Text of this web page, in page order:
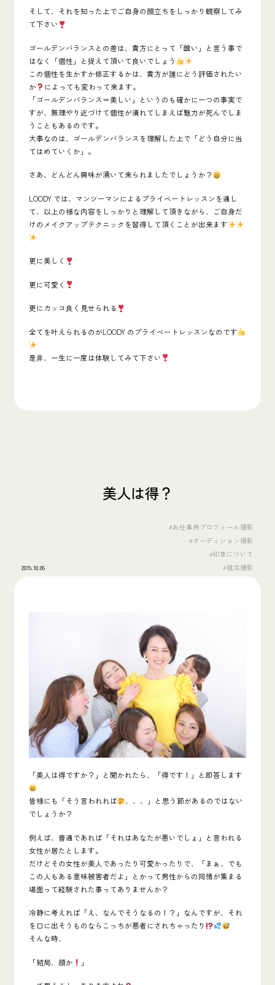
そして、それを知った上でご自身の顔立ちをしっかり観察してみ
て下さい
ゴールデンバランスとの差は、貴方にとって「醜い」と言う事で
はなく「個性」と捉えて頂いて良いでしょう
この個性を生かすか修正するかは、貴方が誰にどう評価されたい
か
によっても変わって来ます。
「ゴールデンバランス＝美しい」というのも確かに一つの事実で
すが、無理やり近づけて個性が潰れてしまえば魅力が死んでしま
うこともあるのです。
大事なのは、ゴールデンバランスを理解した上で「どう自分に当
てはめていくか」。
さあ、どんどん興味が湧いて来られましたでしょうか？
LOODY では、マンツーマンによるプライベートレッスンを通し
て、以上の様な内容をしっかりと理解して頂きながら、ご自身だ
けのメイクアップテクニックを習得して頂くことが出来ます
更に美しく
更に可愛く
更にカッコ良く見せられる
全てを叶えられるのがLOODY のプライベートレッスンなのです
是非、一生に一度は体験してみて下さい
美人は得？
2019.10.06
#お仕事用プロフィール撮影
#オーディション撮影
#印象について
#就活撮影
「美人は得ですか？」と聞かれたら、 「得です！」 と即答します
皆様にも「そう言われれば
、、、」と思う節があるのではない
でしょうか？
例えば、普通であれば「それはあなたが悪いでしょ」と言われる
女性が居たとします。
だけどその女性が美人であったり可愛かったりで、「まぁ、でも
この人もある意味被害者だよ」とかって男性からの同情が集まる
場面って経験された事ってありませんか？
冷静に考えれば「え、なんでそうなるの！？」なんですが、それ
を口に出そうものならこっちが悪者にされちゃったり
そんな時、
「結局、顔か 」